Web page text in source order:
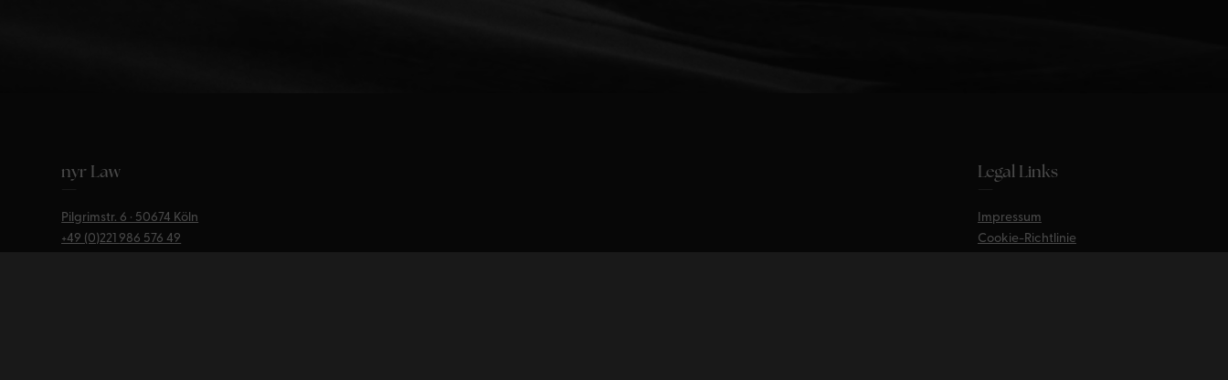
nyr Law
Pilgrimstr. 6 · 50674 Köln
+49 (0)221 986 576 49
Legal Links
Impressum
Cookie-Richtlinie